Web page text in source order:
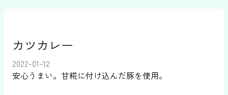
カツカレー
2022-01-12
安心うまい。甘糀に付け込んだ豚を使用。